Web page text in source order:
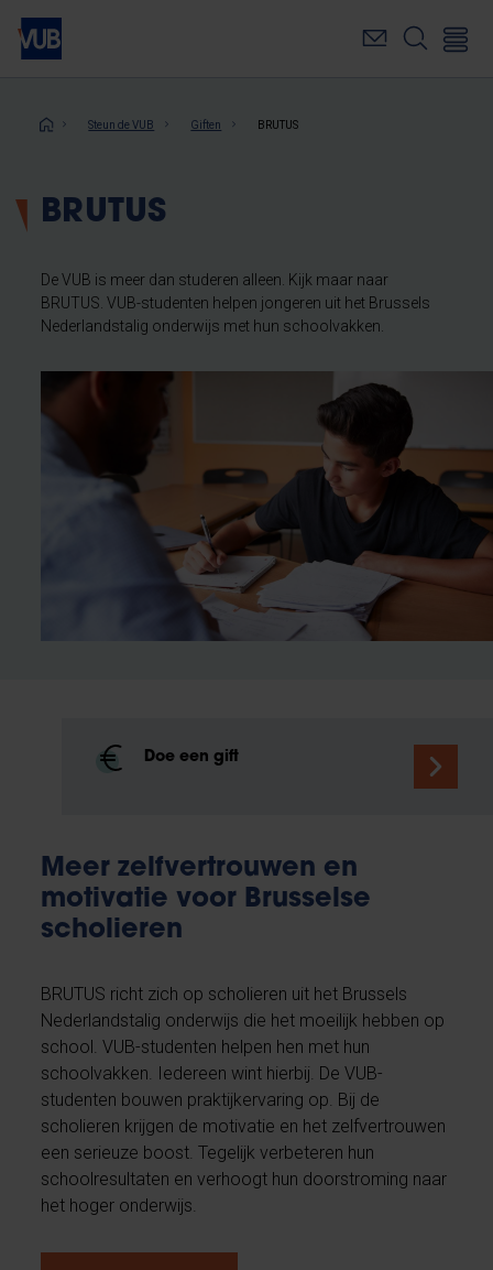
Overslaan
naar
inhoudKruimelpad
Steun de VUB Giften BRUTUS
BRUTUS
De VUB is meer dan studeren alleen. Kijk maar naar
BRUTUS. VUB-studenten helpen jongeren uit het Brussels
Nederlandstalig onderwijs met hun schoolvakken.
Doe een gift
Meer zelfvertrouwen en
motivatie voor Brusselse
scholieren
BRUTUS richt zich op scholieren uit het Brussels
Nederlandstalig onderwijs die het moeilijk hebben op
school. VUB-studenten helpen hen met hun
schoolvakken. Iedereen wint hierbij. De VUB-
studenten bouwen praktijkervaring op. Bij de
scholieren krijgen de motivatie en het zelfvertrouwen
een serieuze boost. Tegelijk verbeteren hun
schoolresultaten en verhoogt hun doorstroming naar
het hoger onderwijs.